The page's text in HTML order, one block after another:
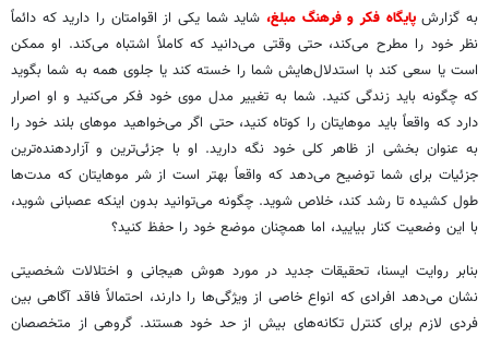
به گزارشپایگاه فکر و فرهنگ مبلغ، شاید شما یکی از اقوامتان را دارید که دائماً
نظر خود را مطرح می‌کند، حتی وقتی می‌دانید که کاملاً اشتباه می‌کند. او ممکن
است یا سعی کند با استدلال‌هایش شما را خسته کند یا جلوی همه به شما بگوید
که چگونه باید زندگی کنید. شما به تغییر مدل موی خود فکر می‌کنید و او اصرار
دارد که واقعاً باید موهایتان را کوتاه کنید، حتی اگر می‌خواهید موهای بلند خود را
به عنوان بخشی از ظاهر کلی خود نگه دارید. او با جزئی‌ترین و آزاردهنده‌ترین
جزئیات برای شما توضیح می‌دهد که واقعاً بهتر است از شر موهایتان که مدت‌ها
طول کشیده تا رشد کند، خلاص شوید. چگونه می‌توانید بدون اینکه عصبانی شوید،
با این وضعیت کنار بیایید، اما همچنان موضع خود را حفظ کنید؟
بنابر روایت ایسنا، تحقیقات جدید در مورد هوش هیجانی و اختلالات شخصیتی
نشان می‌دهد افرادی که انواع خاصی از ویژگی‌ها را دارند، احتمالاً فاقد آگاهی بین
فردی لازم برای کنترل تکانه‌های بیش از حد خود هستند. گروهی از متخصصان